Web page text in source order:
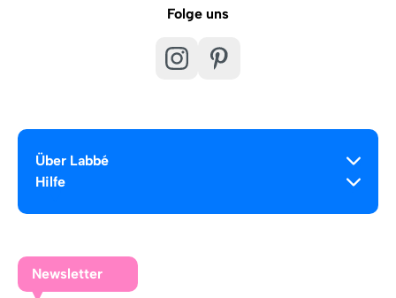
Folge uns
Über Labbé
Hilfe
Newsletter